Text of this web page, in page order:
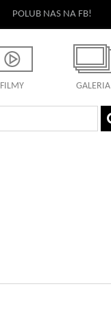
POLUB NAS NA FB!
FILMY GALERIA